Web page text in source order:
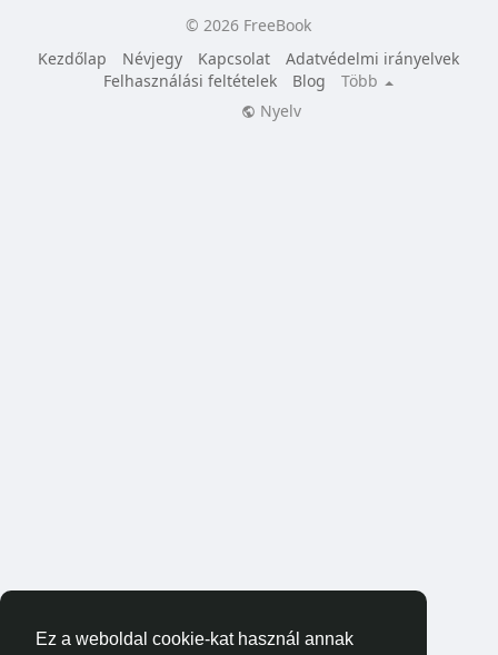
Ez a weboldal cookie-kat használ annak
© 2026 FreeBook
Kezdőlap
Névjegy Kapcsolat
Adatvédelmi irányelvek
Felhasználási feltételek
Blog
Több
Nyelv